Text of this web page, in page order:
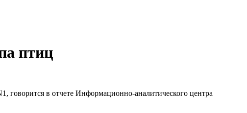
птиц
в отчете Информационно-аналитического центра